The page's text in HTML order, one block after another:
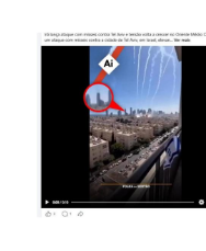
Image